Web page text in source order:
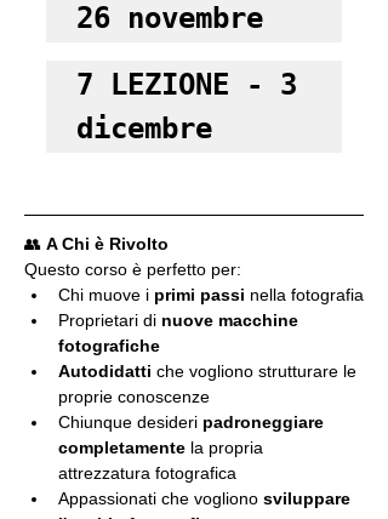
26 novembre
7 LEZIONE - 3
dicembre
👥 A Chi è Rivolto
Questo corso è perfetto per:
Chi muove i primi passi nella fotografia
Proprietari di nuove macchine
fotografiche
Autodidatti che vogliono strutturare le
proprie conoscenze
Chiunque desideri padroneggiare
completamente la propria
attrezzatura fotografica
Appassionati che vogliono sviluppare